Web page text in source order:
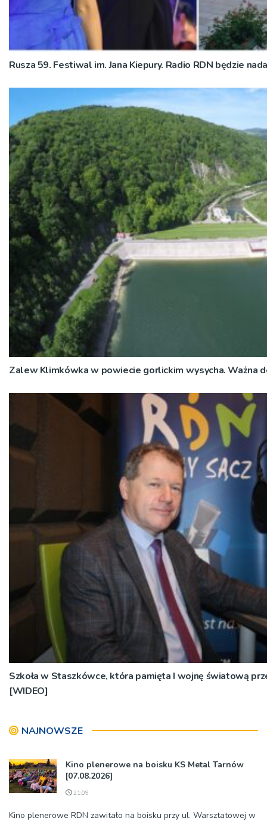
Rusza 59. Festiwal im. Jana Kiepury. Radio RDN będzie
Zalew Klimkówka w powiecie gorlickim wysycha. Ważna
Szkoła w Staszkówce, która pamięta I wojnę światową
[WIDEO]
NAJNOWSZE
Kino plenerowe na boisku KS Metal Tarnów
[07.08.2026]
21:09
Kino plenerowe RDN zawitało na boisku przy ul. Warsztatowej w